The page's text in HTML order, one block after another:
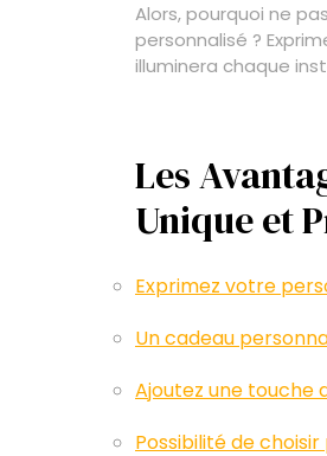
Alors, pourquoi ne
personnalisé ?
illuminera chaque
Les
Unique et
Exprimez votre
Un cadeau
Ajoutez une touche
Possibilité de